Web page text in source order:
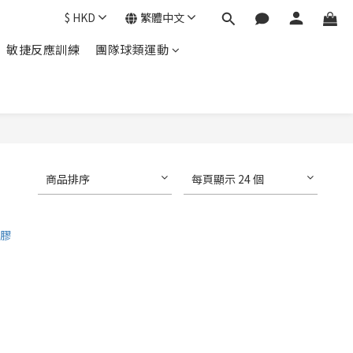
敏捷反應訓練 團隊球類運動
$ HKD 繁體中文
商品排序 每頁顯示 24 個